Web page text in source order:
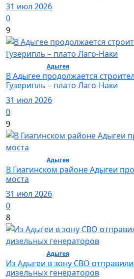
31 июл 2026
0
9
Адыгея/ Общество
В Адыгее продолжается
Гузерипль – плато Лаго-Наки
31 июл 2026
0
9
Адыгея/ Общество
В Гиагинском районе Адыгеи
моста
31 июл 2026
0
8
Адыгея/ Общество
Из Адыгеи в зону СВО
дизельных генераторов